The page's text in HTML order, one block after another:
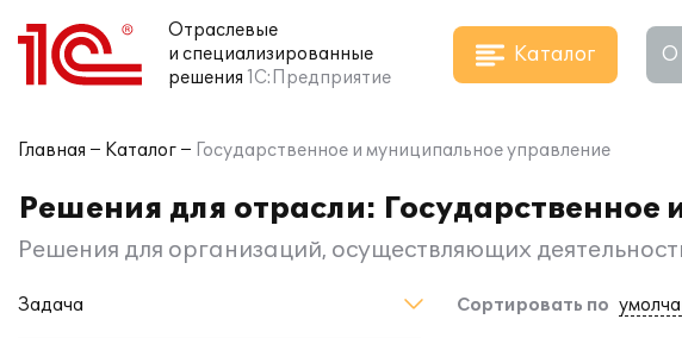
Отраслевые
и специализированные
решения 1С:Предприятие
Каталог О
Главная Каталог Государственное и муниципальное управление
Решения для отрасли: Государственное
Решения для организаций, осуществляющих
Сортировать по
Задача